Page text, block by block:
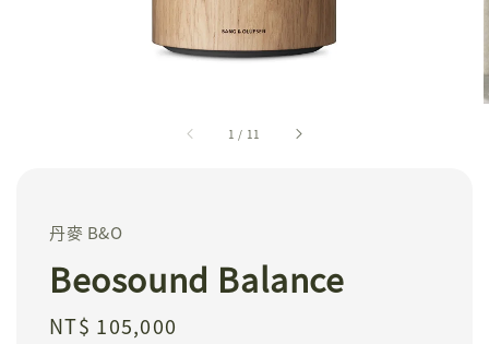
1 / 11
丹麥 B&O
Beosound Balance
Regular
NT$ 105,000